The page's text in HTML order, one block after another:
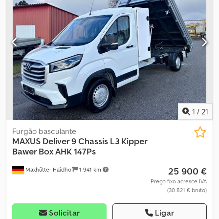
1 / 21
Maxhütte- Haidhof 1 941 km
Furgão basculante
MAXUS Deliver 9 Chassis L3 Kipper
Bawer Box AHK 147Ps
25 900 €
Preço fixo acresce IVA
(30 821 € bruto)
Solicitar Ligar